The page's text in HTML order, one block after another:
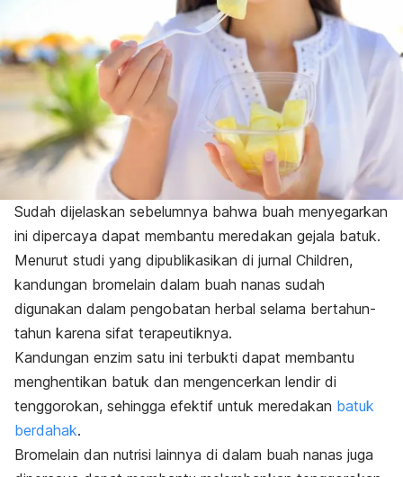
Sudah dijelaskan sebelumnya bahwa buah menyegarkan
ini dipercaya dapat membantu meredakan gejala batuk.
Menurut studi yang dipublikasikan di jurnal Children,
kandungan bromelain dalam buah nanas sudah
digunakan dalam pengobatan herbal selama bertahun-
tahun karena sifat terapeutiknya.
Kandungan enzim satu ini terbukti dapat membantu
menghentikan batuk dan mengencerkan lendir di
tenggorokan, sehingga efektif untuk meredakan batuk
berdahak.
Bromelain dan nutrisi lainnya di dalam buah nanas juga